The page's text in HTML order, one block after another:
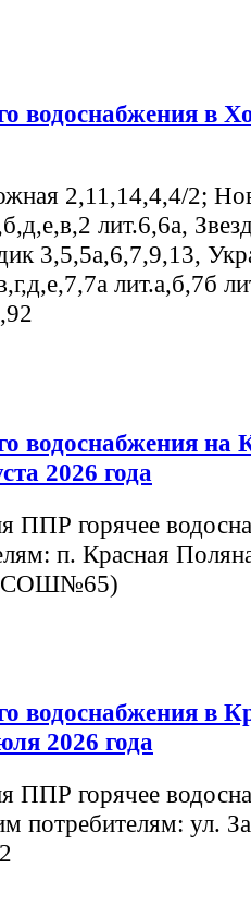
водоснабжения в
2,11,14,4,4/2;
лит.6,6а,
3,5,5а,6,7,9,13,
лит.а,б,7б
водоснабжения на
2026 года
ППР горячее
п. Красная
(СОШ№65)
водоснабжения в
2026 года
ППР горячее
потребителям: ул.